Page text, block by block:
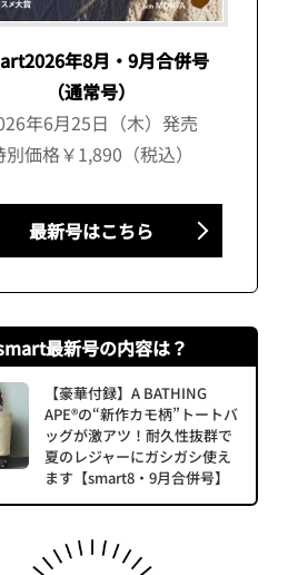
年8月・9月合併号
（通常号）
年6月25日（木）発売
別価格￥1,890（税込）
最新号はこちら
最新号の内容は？
【豪華付録】A BATHING
APE®の“新作カモ柄”トートバ
ッグが激アツ！耐久性抜群で
夏のレジャーにガシガシ使え
ます【smart8・9月合併号】